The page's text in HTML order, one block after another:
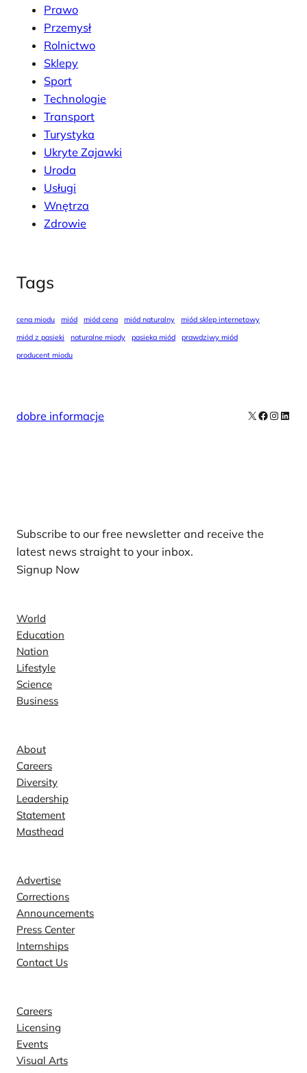
Prawo
Przemysł
Rolnictwo
Sklepy
Sport
Technologie
Transport
Turystyka
Ukryte Zajawki
Uroda
Usługi
Wnętrza
Zdrowie
Tags
cena miodu miód miód cena miód naturalny
miód sklep internetowy
miód z pasieki
naturalne miody pasieka miód
prawdziwy miód
producent miodu
dobre informacje X Facebook
Subscribe to our free newsletter and receive the
latest news straight to your inbox.
Signup Now
World
Education
Nation
Lifestyle
Science
Business
About
Careers
Diversity
Leadership
Statement
Masthead
Advertise
Corrections
Announcements
Press Center
Internships
Contact Us
Careers
Licensing
Events
Visual Arts